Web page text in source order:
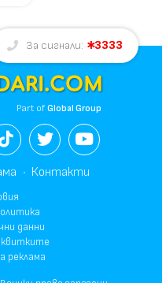
За сигнали: 3333
Part ofGlobal Group
Контакти
данни
реклама